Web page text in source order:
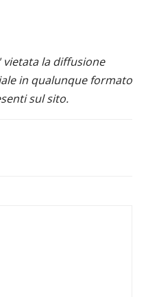
la diffusione
in qualunque formato
sul sito.